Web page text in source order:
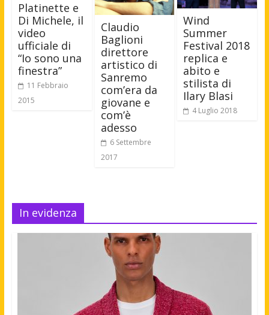
Platinette e
Di Michele, il
video
ufficiale di
“Io sono una
finestra”
11 Febbraio
2015
Claudio
Baglioni
direttore
artistico di
Sanremo
com’era da
giovane e
com’è
adesso
6 Settembre
2017
Wind
Summer
Festival 2018
replica e
abito e
stilista di
Ilary Blasi
4 Luglio 2018
In evidenza